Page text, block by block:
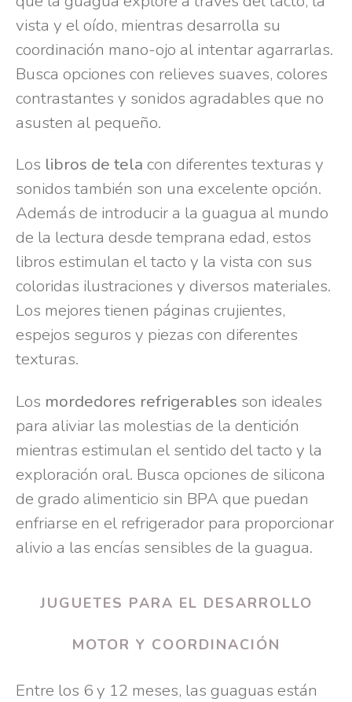
vista y el oído, mientras desarrolla su
coordinación mano-ojo al intentar agarrarlas.
Busca opciones con relieves suaves, colores
contrastantes y sonidos agradables que no
asusten al pequeño.
Los libros de tela con diferentes texturas y
sonidos también son una excelente opción.
Además de introducir a la guagua al mundo
de la lectura desde temprana edad, estos
libros estimulan el tacto y la vista con sus
coloridas ilustraciones y diversos materiales.
Los mejores tienen páginas crujientes,
espejos seguros y piezas con diferentes
texturas.
Los mordedores refrigerables son ideales
para aliviar las molestias de la dentición
mientras estimulan el sentido del tacto y la
exploración oral. Busca opciones de silicona
de grado alimenticio sin BPA que puedan
enfriarse en el refrigerador para proporcionar
alivio a las encías sensibles de la guagua.
JUGUETES PARA EL DESARROLLO
MOTOR Y COORDINACIÓN
Entre los 6 y 12 meses, las guaguas están